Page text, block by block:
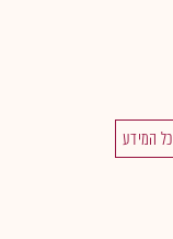
כל המידע